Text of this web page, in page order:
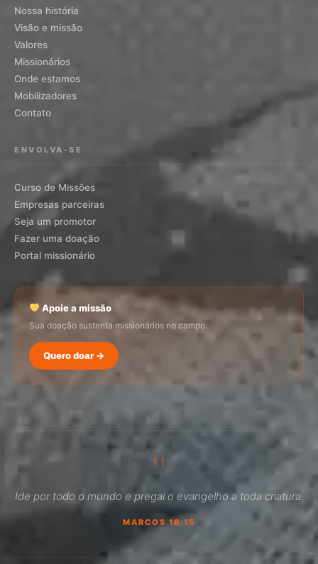
Nossa história
Visão e missão
Valores
Missionários
Onde estamos
Mobilizadores
Contato
ENVOLVA-SE
Curso de Missões
Empresas parceiras
Seja um promotor
Fazer uma doação
Portal missionário
Apoie a missão
Sua doação sustenta missionários no campo.
Quero doar →
"
Ide por todo o mundo e pregai o evangelho a toda criatura.
MARCOS 16:15
Como faço para doar?